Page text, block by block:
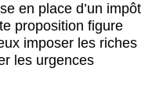
en place d’un impôt
proposition figure
imposer les riches
les urgences